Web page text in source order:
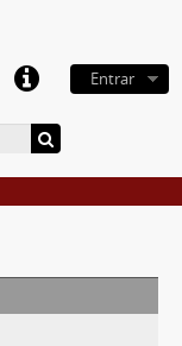
Entrar